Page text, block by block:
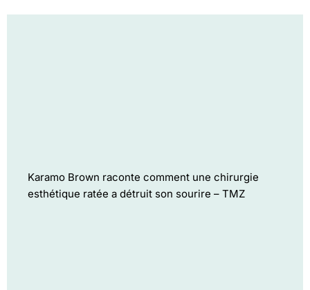
Karamo Brown raconte comment une chirurgie
esthétique ratée a détruit son sourire – TMZ